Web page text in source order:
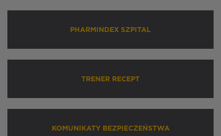
PHARMINDEX SZPITAL
TRENER RECEPT
KOMUNIKATY BEZPIECZEŃSTWA